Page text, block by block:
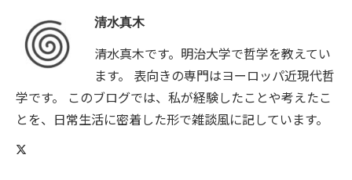
清水真木
清水真木です。明治大学で哲学を教えてい
ます。 表向きの専門はヨーロッパ近現代哲
学です。 このブログでは、私が経験したことや考えたこ
とを、日常生活に密着した形で雑談風に記しています。